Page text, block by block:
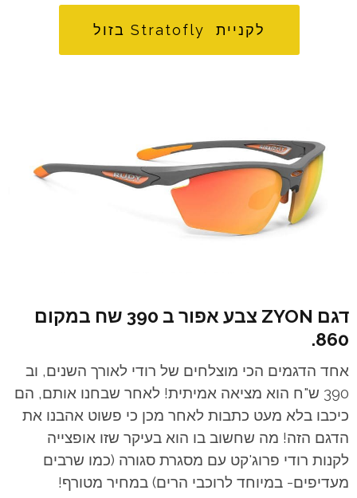
לקניית Stratofly בזול
דגם ZYON צבע אפור ב 390 שח במקום
860.
אחד הדגמים הכי מוצלחים של רודי לאורך השנים, וב
390 ש"ח הוא מציאה אמיתית! לאחר שבחנו אותם, הם
כיכבו בלא מעט כתבות לאחר מכן כי פשוט אהבנו את
הדגם הזה! מה שחשוב בו הוא בעיקר שזו אופצייה
לקנות רודי פרוג'קט עם מסגרת סגורה (כמו שרבים
מעדיפים- במיוחד לרוכבי הרים) במחיר מטורף!